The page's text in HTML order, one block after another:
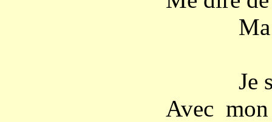
Ma
Je suis
Avec